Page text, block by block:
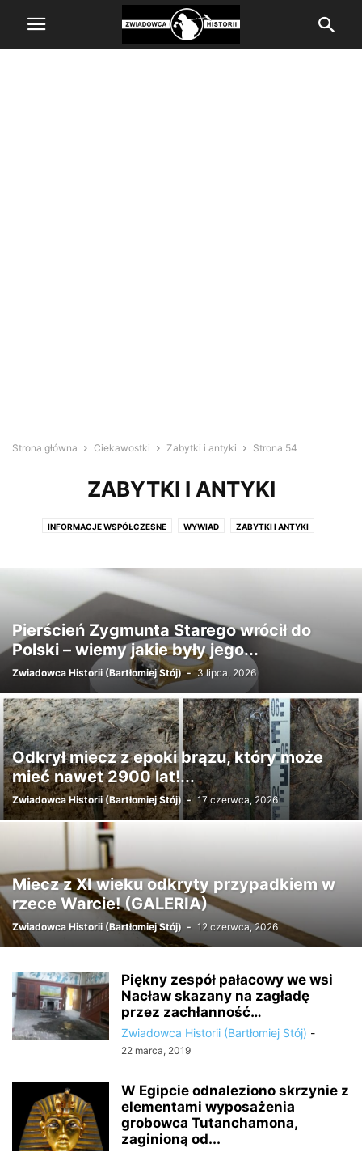
Strona główna Ciekawostki Zabytki i antyki Strona 54
ZABYTKI I ANTYKI
INFORMACJE WSPÓŁCZESNE WYWIAD ZABYTKI I ANTYKI
Pierścień Zygmunta Starego wrócił do
Polski – wiemy jakie były jego...
Zwiadowca Historii (Bartłomiej Stój) - 3 lipca, 2026
Odkrył miecz z epoki brązu, który może
mieć nawet 2900 lat!...
Zwiadowca Historii (Bartłomiej Stój) - 17 czerwca, 2026
Miecz z XI wieku odkryty przypadkiem w
rzece Warcie! (GALERIA)
Zwiadowca Historii (Bartłomiej Stój) - 12 czerwca, 2026
Piękny zespół pałacowy we wsi
Nacław skazany na zagładę
przez zachłanność…
Zwiadowca Historii (Bartłomiej Stój) -
22 marca, 2019
W Egipcie odnaleziono skrzynie z
elementami wyposażenia
grobowca Tutanchamona,
zaginioną od...